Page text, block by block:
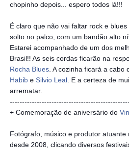
chopinho depois... espero todos lá!!!
É claro que não vai faltar rock e
solto no palco, com um bandão alto
Estarei acompanhado de um dos
Brasil!! As seis cordas ficarão na
Rocha Blues. A cozinha ficará a cabo
Habib e Silvio Leal. E a certeza de
arrematar.
--------------------------
+ Comemoração de aniversário do
Fotógrafo, músico e produtor atuante
desde 2008, clicando diversos